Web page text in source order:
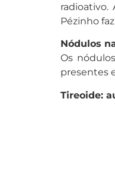
Pézinho
Nódulos
Os
presentes
Tireoide: